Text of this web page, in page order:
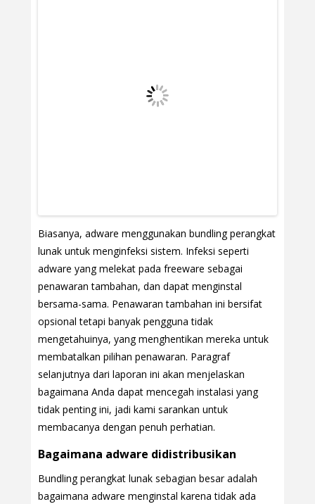
Biasanya, adware menggunakan bundling perangkat
lunak untuk menginfeksi sistem. Infeksi seperti
adware yang melekat pada freeware sebagai
penawaran tambahan, dan dapat menginstal
bersama-sama. Penawaran tambahan ini bersifat
opsional tetapi banyak pengguna tidak
mengetahuinya, yang menghentikan mereka untuk
membatalkan pilihan penawaran. Paragraf
selanjutnya dari laporan ini akan menjelaskan
bagaimana Anda dapat mencegah instalasi yang
tidak penting ini, jadi kami sarankan untuk
membacanya dengan penuh perhatian.
Bagaimana adware didistribusikan
Bundling perangkat lunak sebagian besar adalah
bagaimana adware menginstal karena tidak ada